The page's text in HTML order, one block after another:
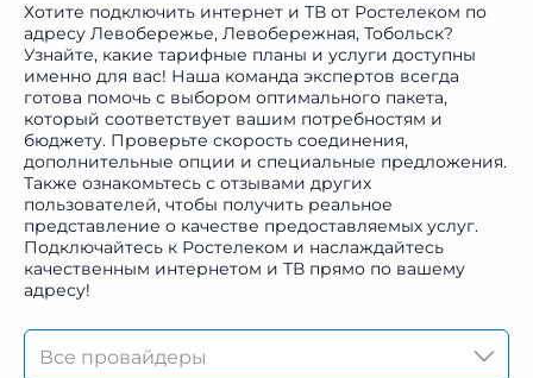
Хотите подключить интернет и ТВ от Ростелеком по
адресу Левобережье, Левобережная, Тобольск?
Узнайте, какие тарифные планы и услуги доступны
именно для вас! Наша команда экспертов всегда
готова помочь с выбором оптимального пакета,
который соответствует вашим потребностям и
бюджету. Проверьте скорость соединения,
дополнительные опции и специальные предложения.
Также ознакомьтесь с отзывами других
пользователей, чтобы получить реальное
представление о качестве предоставляемых услуг.
Подключайтесь к Ростелеком и наслаждайтесь
качественным интернетом и ТВ прямо по вашему
адресу!